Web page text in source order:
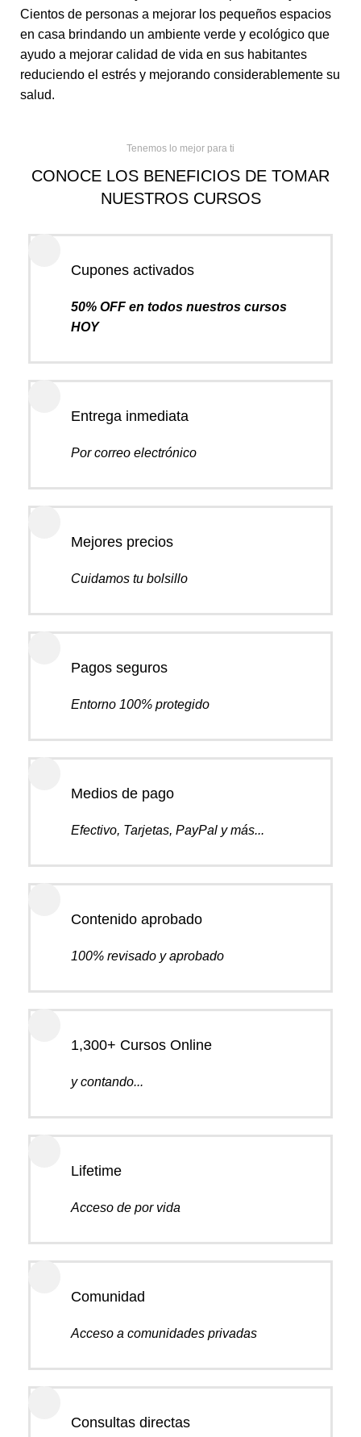
Cientos de personas a mejorar los pequeños espacios
en casa brindando un ambiente verde y ecológico que
ayudo a mejorar calidad de vida en sus habitantes
reduciendo el estrés y mejorando considerablemente su
salud.
Tenemos lo mejor para ti
CONOCE LOS BENEFICIOS DE TOMAR
NUESTROS CURSOS
Cupones activados
50% OFF en todos nuestros cursos
HOY
Entrega inmediata
Por correo electrónico
Mejores precios
Cuidamos tu bolsillo
Pagos seguros
Entorno 100% protegido
Medios de pago
Efectivo, Tarjetas, PayPal y más...
Contenido aprobado
100% revisado y aprobado
1,300+ Cursos Online
y contando...
Lifetime
Acceso de por vida
Comunidad
Acceso a comunidades privadas
Consultas directas